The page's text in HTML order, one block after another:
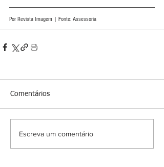
Por Revista Imagem | Fonte: Assessoria
Comentários
Escreva um comentário